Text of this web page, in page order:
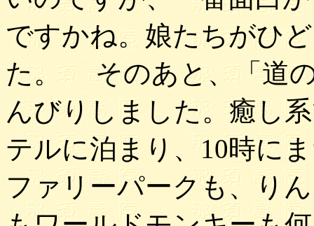
ですかね。娘たちがひ
た。 そのあと、「道
んびりしました。癒し
テルに泊まり、10時に
ファリーパークも、り